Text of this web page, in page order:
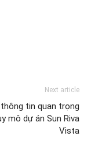
Next article
tin quan trọng
mô dự án Sun Riva
Vista